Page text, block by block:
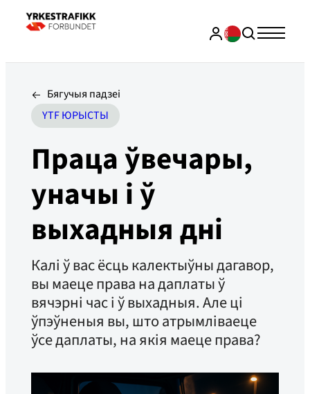
Бягучыя падзеі
YTF ЮРЫСТЫ
Праца ўвечары,
уначы і ў
выхадныя дні
Калі ў вас ёсць калектыўны дагавор,
вы маеце права на даплаты ў
вячэрні час і ў выхадныя. Але ці
ўпэўненыя вы, што атрымліваеце
ўсе даплаты, на якія маеце права?